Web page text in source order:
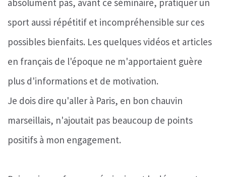
absolument pas, avant ce séminaire, pratiquer un
sport aussi répétitif et incompréhensible sur ces
possibles bienfaits. Les quelques vidéos et articles
en français de l'époque ne m'apportaient guère
plus d'informations et de motivation.
Je dois dire qu'aller à Paris, en bon chauvin
marseillais, n'ajoutait pas beaucoup de points
positifs à mon engagement.